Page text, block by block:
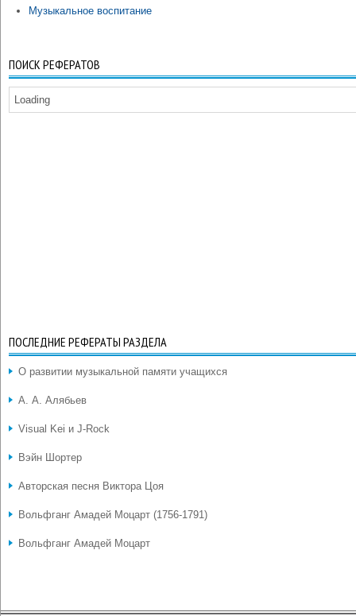
Музыкальное воспитание
ПОИСК РЕФЕРАТОВ
Loading
ПОСЛЕДНИЕ РЕФЕРАТЫ РАЗДЕЛА
О развитии музыкальной памяти учащихся
А. А. Алябьев
Visual Kei и J-Rock
Вэйн Шортер
Авторская песня Виктора Цоя
Вольфганг Амадей Моцарт (1756-1791)
Вольфганг Амадей Моцарт